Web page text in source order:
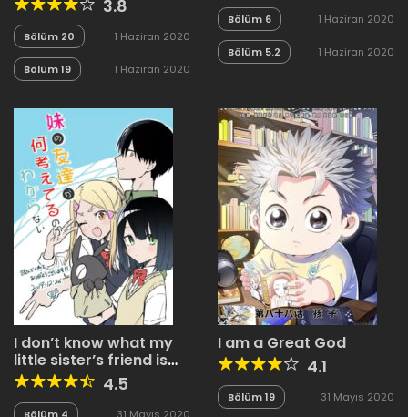
3.8
Bölüm 20 1 Haziran 2020
Bölüm 19 1 Haziran 2020
Bölüm 6 1 Haziran 2020
Bölüm 5.2 1 Haziran 2020
I don’t know what my
little sister’s friend is
thinking!
4.5
I am a Great God
4.1
Bölüm 19 31 Mayıs 2020